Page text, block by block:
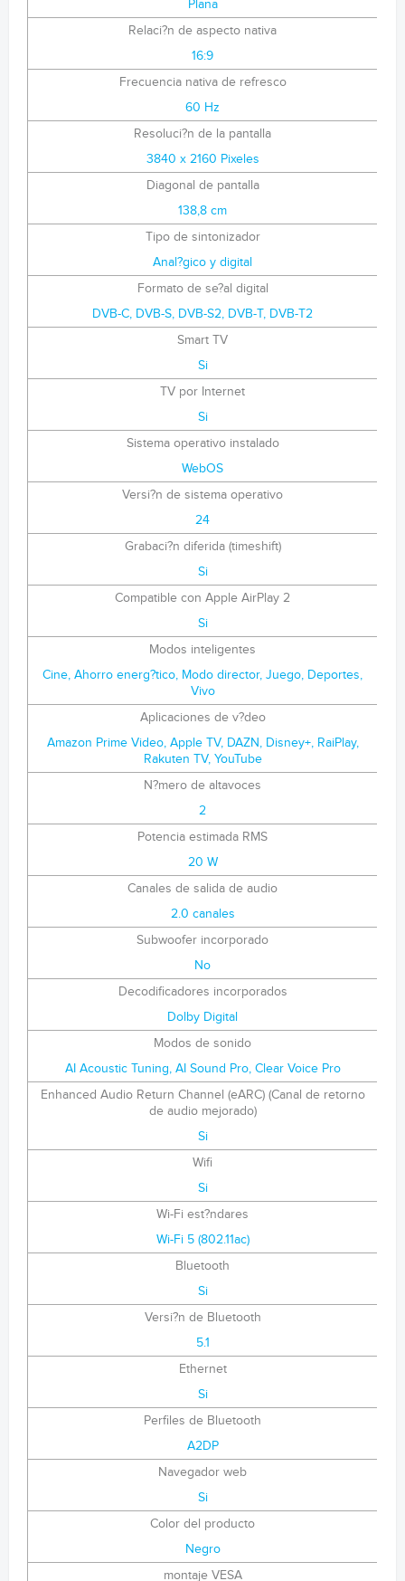
Plana
Relaci?n de aspecto nativa
16:9
Frecuencia nativa de refresco
60 Hz
Resoluci?n de la pantalla
3840 x 2160 Pixeles
Diagonal de pantalla
138,8 cm
Tipo de sintonizador
Anal?gico y digital
Formato de se?al digital
DVB-C, DVB-S, DVB-S2, DVB-T, DVB-T2
Smart TV
Si
TV por Internet
Si
Sistema operativo instalado
WebOS
Versi?n de sistema operativo
24
Grabaci?n diferida (timeshift)
Si
Compatible con Apple AirPlay 2
Si
Modos inteligentes
Cine, Ahorro energ?tico, Modo director, Juego, Deportes,
Vivo
Aplicaciones de v?deo
Amazon Prime Video, Apple TV, DAZN, Disney+, RaiPlay,
Rakuten TV, YouTube
N?mero de altavoces
2
Potencia estimada RMS
20 W
Canales de salida de audio
2.0 canales
Subwoofer incorporado
No
Decodificadores incorporados
Dolby Digital
Modos de sonido
AI Acoustic Tuning, AI Sound Pro, Clear Voice Pro
Enhanced Audio Return Channel (eARC) (Canal de retorno
de audio mejorado)
Si
Wifi
Si
Wi-Fi est?ndares
Wi-Fi 5 (802.11ac)
Bluetooth
Si
Versi?n de Bluetooth
5.1
Ethernet
Si
Perfiles de Bluetooth
A2DP
Navegador web
Si
Color del producto
Negro
montaje VESA